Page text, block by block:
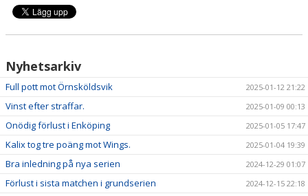
Nyhetsarkiv
Full pott mot Örnsköldsvik 2025-01-12 21:22
Vinst efter straffar. 2025-01-09 00:13
Onödig förlust i Enköping 2025-01-05 17:47
Kalix tog tre poäng mot Wings. 2025-01-04 19:39
Bra inledning på nya serien 2024-12-29 01:07
Förlust i sista matchen i grundserien 2024-12-15 22:18